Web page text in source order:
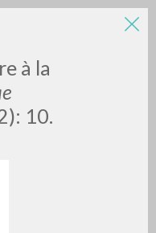
à la
10.